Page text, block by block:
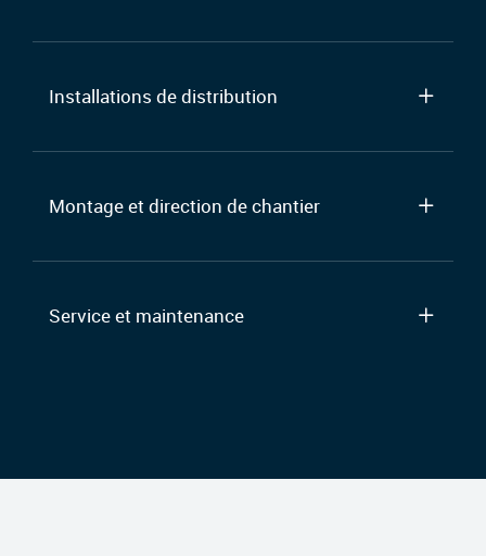
Installations de distribution
Montage et direction de chantier
Service et maintenance